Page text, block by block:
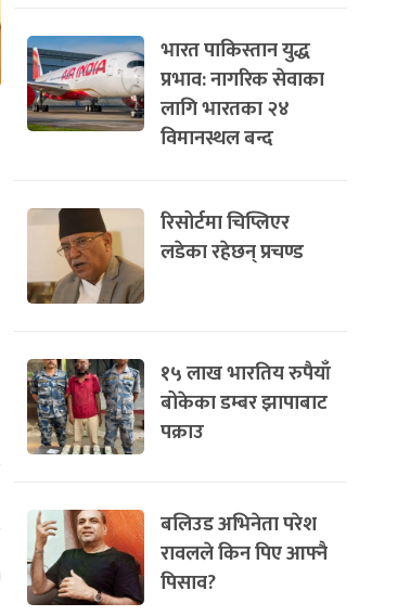
भारत पाकिस्तान युद्ध
प्रभाव: नागरिक सेवाका
लागि भारतका २४
विमानस्थल बन्द
रिसोर्टमा चिप्लिएर
लडेका रहेछन् प्रचण्ड
१५ लाख भारतिय रुपैयाँ
बोकेका डम्बर झापाबाट
पक्राउ
बलिउड अभिनेता परेश
रावलले किन पिए आफ्नै
पिसाव?